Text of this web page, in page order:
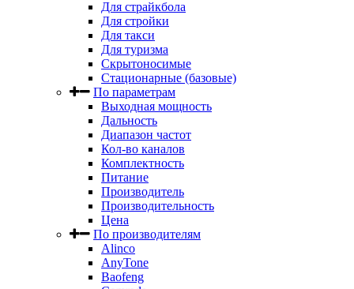
Для страйкбола
Для стройки
Для такси
Для туризма
Скрытоносимые
Стационарные (базовые)
По параметрам
Выходная мощность
Дальность
Диапазон частот
Кол-во каналов
Комплектность
Питание
Производитель
Производительность
Цена
По производителям
Alinco
AnyTone
Baofeng